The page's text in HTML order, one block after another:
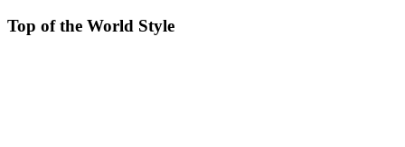
Top of the World Style